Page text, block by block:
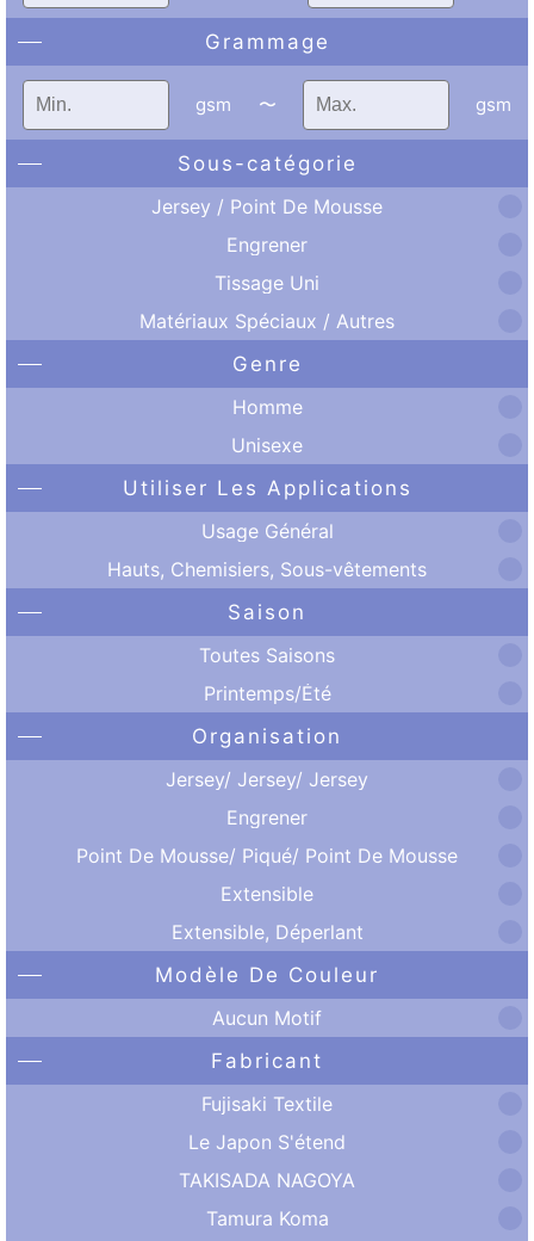
Grammage
gsm 〜 gsm
Sous-catégorie
Jersey / Point De Mousse
Engrener
Tissage Uni
Matériaux Spéciaux / Autres
Genre
Homme
Unisexe
Utiliser Les Applications
Usage Général
Hauts, Chemisiers, Sous-vêtements
Saison
Toutes Saisons
Printemps/Été
Organisation
Jersey/ Jersey/ Jersey
Engrener
Point De Mousse/ Piqué/ Point De Mousse
Extensible
Extensible, Déperlant
Modèle De Couleur
Aucun Motif
Fabricant
Fujisaki Textile
Le Japon S'étend
TAKISADA NAGOYA
Tamura Koma